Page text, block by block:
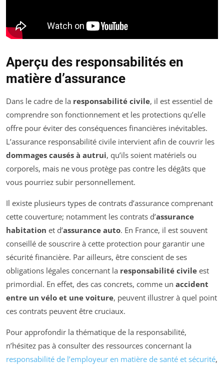
Aperçu des responsabilités en
matière d’assurance
Dans le cadre de la responsabilité civile, il est essentiel de
comprendre son fonctionnement et les protections qu’elle
offre pour éviter des conséquences financières inévitables.
L’assurance responsabilité civile intervient afin de couvrir les
dommages causés à autrui, qu’ils soient matériels ou
corporels, mais ne vous protège pas contre les dégâts que
vous pourriez subir personnellement.
Il existe plusieurs types de contrats d’assurance comprenant
cette couverture; notamment les contrats d’assurance
habitation et d’assurance auto. En France, il est souvent
conseillé de souscrire à cette protection pour garantir une
sécurité financière. Par ailleurs, être conscient de ses
obligations légales concernant la responsabilité civile est
primordial. En effet, des cas concrets, comme un accident
entre un vélo et une voiture, peuvent illustrer à quel point
ces contrats peuvent être cruciaux.
Pour approfondir la thématique de la responsabilité,
n’hésitez pas à consulter des ressources concernant la
responsabilité de l’employeur en matière de santé et sécurité,